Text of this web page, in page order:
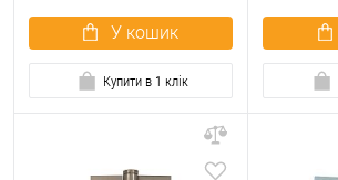
У кошик
Купити в 1 клік